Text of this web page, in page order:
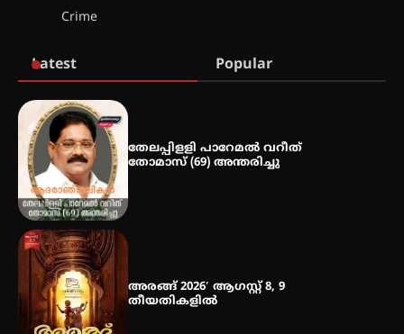
നേട്ടം പ്രതിസന്ധികളോട് പൊരുതി
Crime
Latest Popular
തേലപ്പിളളി പാറേമൽ വറീത്
തോമാസ് (69) അന്തരിച്ചു
അരങ്ങ് 2026′ ആഗസ്റ്റ് 8, 9
തീയതികളിൽ